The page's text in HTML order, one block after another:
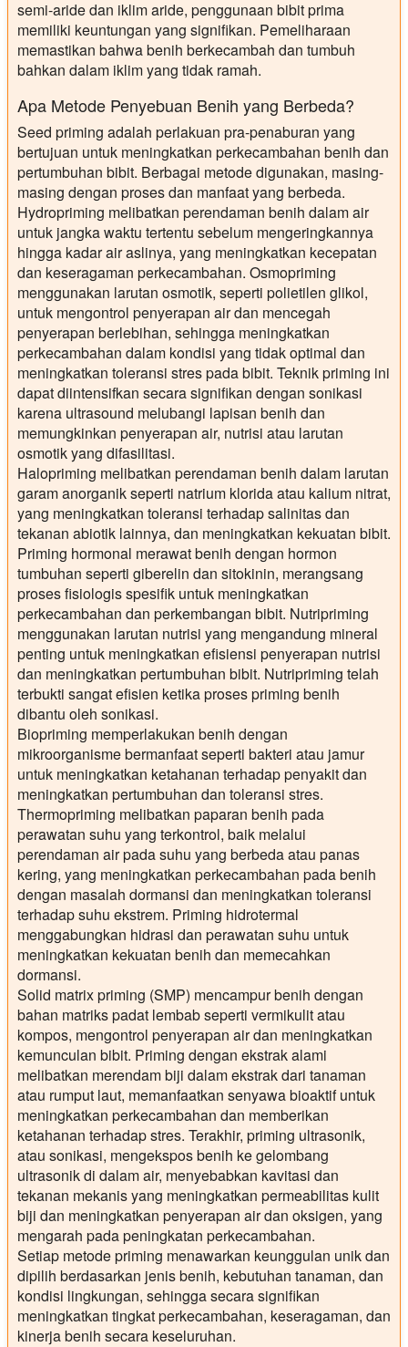
semi-aride dan iklim aride, penggunaan bibit prima
memiliki keuntungan yang signifikan. Pemeliharaan
memastikan bahwa benih berkecambah dan tumbuh
bahkan dalam iklim yang tidak ramah.
Apa Metode Penyebuan Benih yang Berbeda?
Seed priming adalah perlakuan pra-penaburan yang
bertujuan untuk meningkatkan perkecambahan benih dan
pertumbuhan bibit. Berbagai metode digunakan, masing-
masing dengan proses dan manfaat yang berbeda.
Hydropriming melibatkan perendaman benih dalam air
untuk jangka waktu tertentu sebelum mengeringkannya
hingga kadar air aslinya, yang meningkatkan kecepatan
dan keseragaman perkecambahan. Osmopriming
menggunakan larutan osmotik, seperti polietilen glikol,
untuk mengontrol penyerapan air dan mencegah
penyerapan berlebihan, sehingga meningkatkan
perkecambahan dalam kondisi yang tidak optimal dan
meningkatkan toleransi stres pada bibit. Teknik priming ini
dapat diintensifkan secara signifikan dengan sonikasi
karena ultrasound melubangi lapisan benih dan
memungkinkan penyerapan air, nutrisi atau larutan
osmotik yang difasilitasi.
Halopriming melibatkan perendaman benih dalam larutan
garam anorganik seperti natrium klorida atau kalium nitrat,
yang meningkatkan toleransi terhadap salinitas dan
tekanan abiotik lainnya, dan meningkatkan kekuatan bibit.
Priming hormonal merawat benih dengan hormon
tumbuhan seperti giberelin dan sitokinin, merangsang
proses fisiologis spesifik untuk meningkatkan
perkecambahan dan perkembangan bibit. Nutripriming
menggunakan larutan nutrisi yang mengandung mineral
penting untuk meningkatkan efisiensi penyerapan nutrisi
dan meningkatkan pertumbuhan bibit. Nutripriming telah
terbukti sangat efisien ketika proses priming benih
dibantu oleh sonikasi.
Biopriming memperlakukan benih dengan
mikroorganisme bermanfaat seperti bakteri atau jamur
untuk meningkatkan ketahanan terhadap penyakit dan
meningkatkan pertumbuhan dan toleransi stres.
Thermopriming melibatkan paparan benih pada
perawatan suhu yang terkontrol, baik melalui
perendaman air pada suhu yang berbeda atau panas
kering, yang meningkatkan perkecambahan pada benih
dengan masalah dormansi dan meningkatkan toleransi
terhadap suhu ekstrem. Priming hidrotermal
menggabungkan hidrasi dan perawatan suhu untuk
meningkatkan kekuatan benih dan memecahkan
dormansi.
Solid matrix priming (SMP) mencampur benih dengan
bahan matriks padat lembab seperti vermikulit atau
kompos, mengontrol penyerapan air dan meningkatkan
kemunculan bibit. Priming dengan ekstrak alami
melibatkan merendam biji dalam ekstrak dari tanaman
atau rumput laut, memanfaatkan senyawa bioaktif untuk
meningkatkan perkecambahan dan memberikan
ketahanan terhadap stres. Terakhir, priming ultrasonik,
atau sonikasi, mengekspos benih ke gelombang
ultrasonik di dalam air, menyebabkan kavitasi dan
tekanan mekanis yang meningkatkan permeabilitas kulit
biji dan meningkatkan penyerapan air dan oksigen, yang
mengarah pada peningkatan perkecambahan.
Setiap metode priming menawarkan keunggulan unik dan
dipilih berdasarkan jenis benih, kebutuhan tanaman, dan
kondisi lingkungan, sehingga secara signifikan
meningkatkan tingkat perkecambahan, keseragaman, dan
kinerja benih secara keseluruhan.